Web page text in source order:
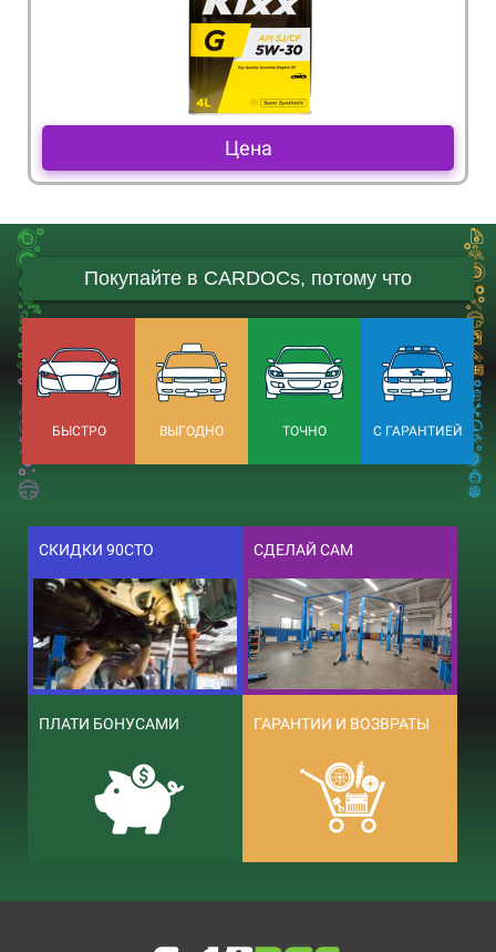
Цена
Покупайте в CARDOCs, потому что
БЫСТРО ВЫГОДНО ТОЧНО С ГАРАНТИЕЙ
СКИДКИ 90СТО СДЕЛАЙ САМ
ПЛАТИ БОНУСАМИ ГАРАНТИИ И ВОЗВРАТЫ